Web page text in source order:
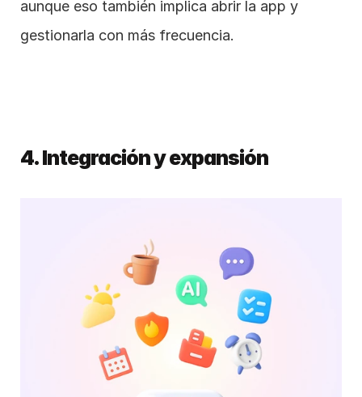
aunque eso también implica abrir la app y
gestionarla con más frecuencia.
4. Integración y expansión